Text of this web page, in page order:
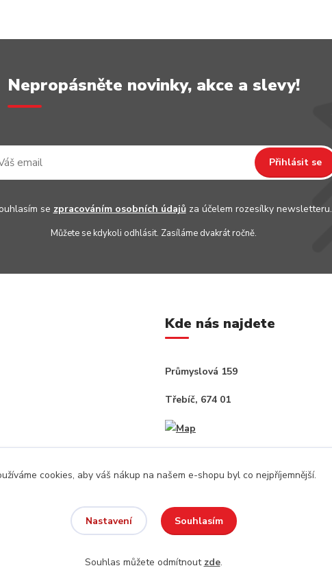
Nepropásněte novinky, akce a slevy!
Přihlásit se
se zpracováním osobních údajůza účelem rozesílky newsletteru.
Můžete se kdykoli odhlásit. Zasíláme dvakrát ročně.
Kde nás najdete
Průmyslová 159
Třebíč, 674 01
cookies, aby váš nákup na našem e-shopu byl co nejpříjemnější.
Nastavení Souhlasím
Souhlas můžete odmítnout zde.